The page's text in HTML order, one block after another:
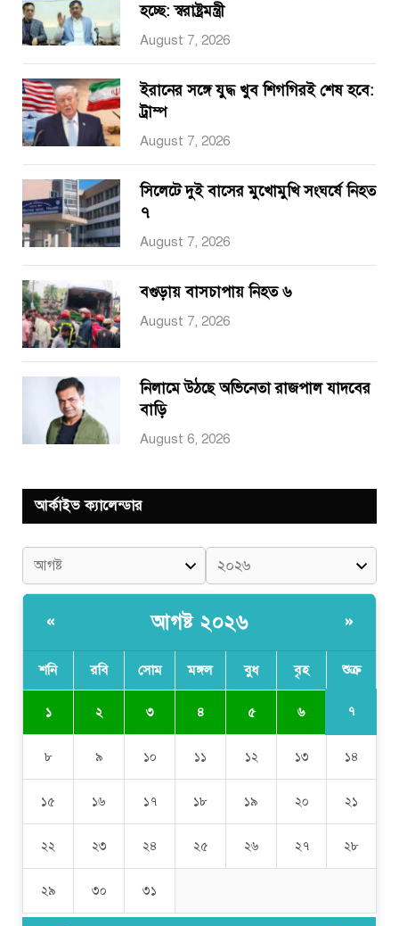
হচ্ছে: স্বরাষ্ট্রমন্ত্রী
August 7, 2026
ইরানের সঙ্গে যুদ্ধ খুব শিগগিরই শেষ হবে:
ট্রাম্প
August 7, 2026
সিলেটে দুই বাসের মুখোমুখি সংঘর্ষে নিহত
৭
August 7, 2026
বগুড়ায় বাসচাপায় নিহত ৬
August 7, 2026
নিলামে উঠছে অভিনেতা রাজপাল যাদবের
বাড়ি
August 6, 2026
আর্কাইভ ক্যালেন্ডার
« আগষ্ট ২০২৬ »
শনি রবি সোম মঙ্গল বুধ বৃহ শুক্র
১ ২ ৩ ৪ ৫ ৬ ৭
৮ ৯ ১০ ১১ ১২ ১৩ ১৪
১৫ ১৬ ১৭ ১৮ ১৯ ২০ ২১
২২ ২৩ ২৪ ২৫ ২৬ ২৭ ২৮
২৯ ৩০ ৩১